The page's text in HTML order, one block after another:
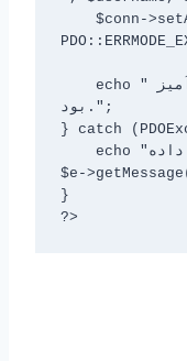
بود.";
} catch
$e-
}
?>